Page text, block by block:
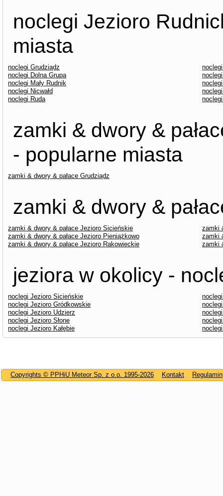
noclegi Jezioro
miasta
noclegi Grudziądz
noclegi Dolna Grupa
noclegi Mały Rudnik
noclegi Nicwałd
noclegi Ruda
zamki & dwory &
- popularne miasta
zamki & dwory & pałace Grudziądz
zamki & dwory &
zamki & dwory & pałace Jezioro Sicieńskie
zamki
zamki & dwory & pałace Jezioro Pieniążkowo
zamki
zamki & dwory & pałace Jezioro Rakowieckie
zamki
jeziora w okolicy -
noclegi Jezioro Sicieńskie
noclegi Jezioro Gródkowskie
noclegi Jezioro Udzierz
noclegi Jezioro Słone
noclegi Jezioro Kałębie
Copyrights © PPHiU Meteor Sp. z o.o. 1995-2026 Kontakt Regulamin